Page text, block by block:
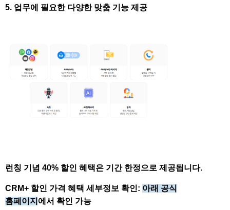
5. 업무에 필요한 다양한 맞춤 기능 제공
런칭 기념 40% 할인 혜택은 기간 한정으로 제공됩니다.
CRM+ 할인 가격 혜택 세부정보 확인: 아래 공식
홈페이지 에서 확인 가능